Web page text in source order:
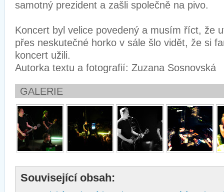
samotný prezident a zašli společně na pivo.
Koncert byl velice povedený a musím říct, že
přes neskutečné horko v sále šlo vidět, že si
koncert užili.
Autorka textu a fotografií: Zuzana Sosnovská
GALERIE
Související obsah: